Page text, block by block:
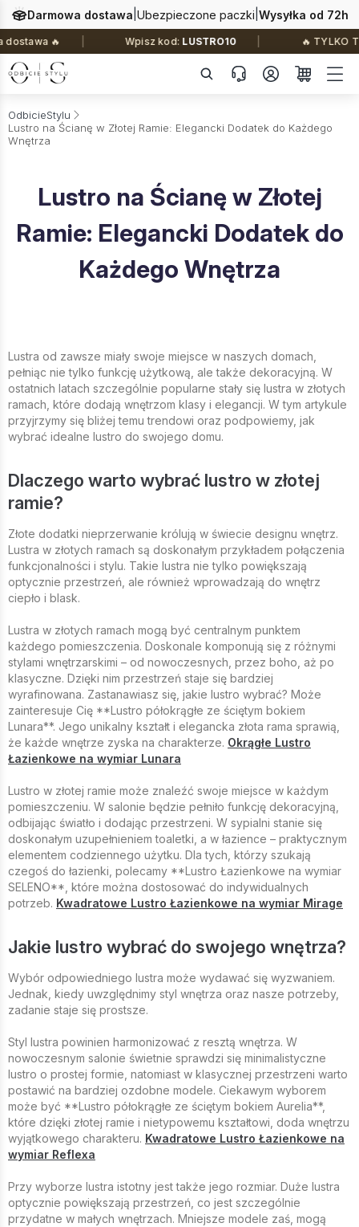
Darmowa dostawa Ubezpieczone paczki Wysyłka od 72h
🔥 Wpisz kod:LUSTRO10 🔥 TYLKO
OdbicieStylu
Lustro na Ścianę w Złotej Ramie: Elegancki Dodatek do Każdego
Wnętrza
Lustro na Ścianę w Złotej
Ramie: Elegancki Dodatek do
Każdego Wnętrza
Lustra od zawsze miały swoje miejsce w naszych domach,
pełniąc nie tylko funkcję użytkową, ale także dekoracyjną. W
ostatnich latach szczególnie popularne stały się lustra w złotych
ramach, które dodają wnętrzom klasy i elegancji. W tym artykule
przyjrzymy się bliżej temu trendowi oraz podpowiemy, jak
wybrać idealne lustro do swojego domu.
Dlaczego warto wybrać lustro w złotej
ramie?
Złote dodatki nieprzerwanie królują w świecie designu wnętrz.
Lustra w złotych ramach są doskonałym przykładem połączenia
funkcjonalności i stylu. Takie lustra nie tylko powiększają
optycznie przestrzeń, ale również wprowadzają do wnętrz
ciepło i blask.
Lustra w złotych ramach mogą być centralnym punktem
każdego pomieszczenia. Doskonale komponują się z różnymi
stylami wnętrzarskimi – od nowoczesnych, przez boho, aż po
klasyczne. Dzięki nim przestrzeń staje się bardziej
wyrafinowana. Zastanawiasz się, jakie lustro wybrać? Może
zainteresuje Cię **Lustro półokrągłe ze ściętym bokiem
Lunara**. Jego unikalny kształt i elegancka złota rama sprawią,
że każde wnętrze zyska na charakterze. Okrągłe Lustro
Łazienkowe na wymiar Lunara
Lustro w złotej ramie może znaleźć swoje miejsce w każdym
pomieszczeniu. W salonie będzie pełniło funkcję dekoracyjną,
odbijając światło i dodając przestrzeni. W sypialni stanie się
doskonałym uzupełnieniem toaletki, a w łazience – praktycznym
elementem codziennego użytku. Dla tych, którzy szukają
czegoś do łazienki, polecamy **Lustro Łazienkowe na wymiar
SELENO**, które można dostosować do indywidualnych
potrzeb. Kwadratowe Lustro Łazienkowe na wymiar Mirage
Jakie lustro wybrać do swojego wnętrza?
Wybór odpowiedniego lustra może wydawać się wyzwaniem.
Jednak, kiedy uwzględnimy styl wnętrza oraz nasze potrzeby,
zadanie staje się prostsze.
Styl lustra powinien harmonizować z resztą wnętrza. W
nowoczesnym salonie świetnie sprawdzi się minimalistyczne
lustro o prostej formie, natomiast w klasycznej przestrzeni warto
postawić na bardziej ozdobne modele. Ciekawym wyborem
może być **Lustro półokrągłe ze ściętym bokiem Aurelia**,
które dzięki złotej ramie i nietypowemu kształtowi, doda wnętrzu
wyjątkowego charakteru. Kwadratowe Lustro Łazienkowe na
wymiar Reflexa
Przy wyborze lustra istotny jest także jego rozmiar. Duże lustra
optycznie powiększają przestrzeń, co jest szczególnie
przydatne w małych wnętrzach. Mniejsze modele zaś, mogą